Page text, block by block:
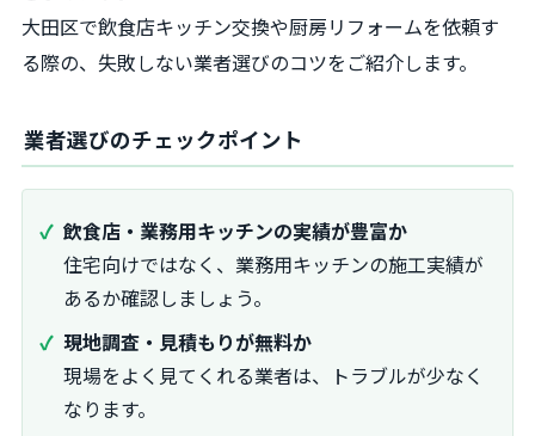
大田区で飲食店キッチン交換や厨房リフォームを依頼す
る際の、失敗しない業者選びのコツをご紹介します。
業者選びのチェックポイント
飲食店・業務用キッチンの実績が豊富か
住宅向けではなく、業務用キッチンの施工実績が
あるか確認しましょう。
現地調査・見積もりが無料か
現場をよく見てくれる業者は、トラブルが少なく
なります。